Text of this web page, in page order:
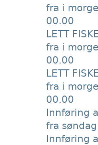
fra i
00.00
LETT
fra i
00.00
LETT
fra i
00.00
Innføring
fra
Innføring